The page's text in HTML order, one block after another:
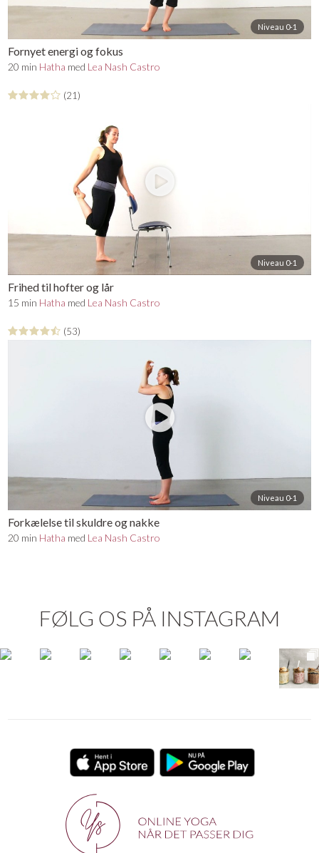
Niveau 0-1
Fornyet energi og fokus
20 min Hatha med Lea Nash Castro
(21)
Niveau 0-1
Frihed til hofter og lår
15 min Hatha med Lea Nash Castro
(53)
Niveau 0-1
Forkælelse til skuldre og nakke
20 min Hatha med Lea Nash Castro
FØLG OS PÅ INSTAGRAM